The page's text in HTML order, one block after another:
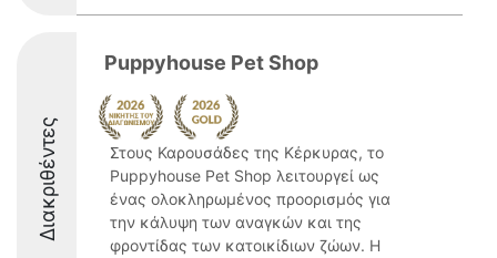
Διακριθέντες
Puppyhouse Pet Shop
Στους Καρουσάδες της Κέρκυρας, το
Puppyhouse Pet Shop λειτουργεί ως
ένας ολοκληρωμένος προορισμός για
την κάλυψη των αναγκών και της
φροντίδας των κατοικίδιων ζώων. Η